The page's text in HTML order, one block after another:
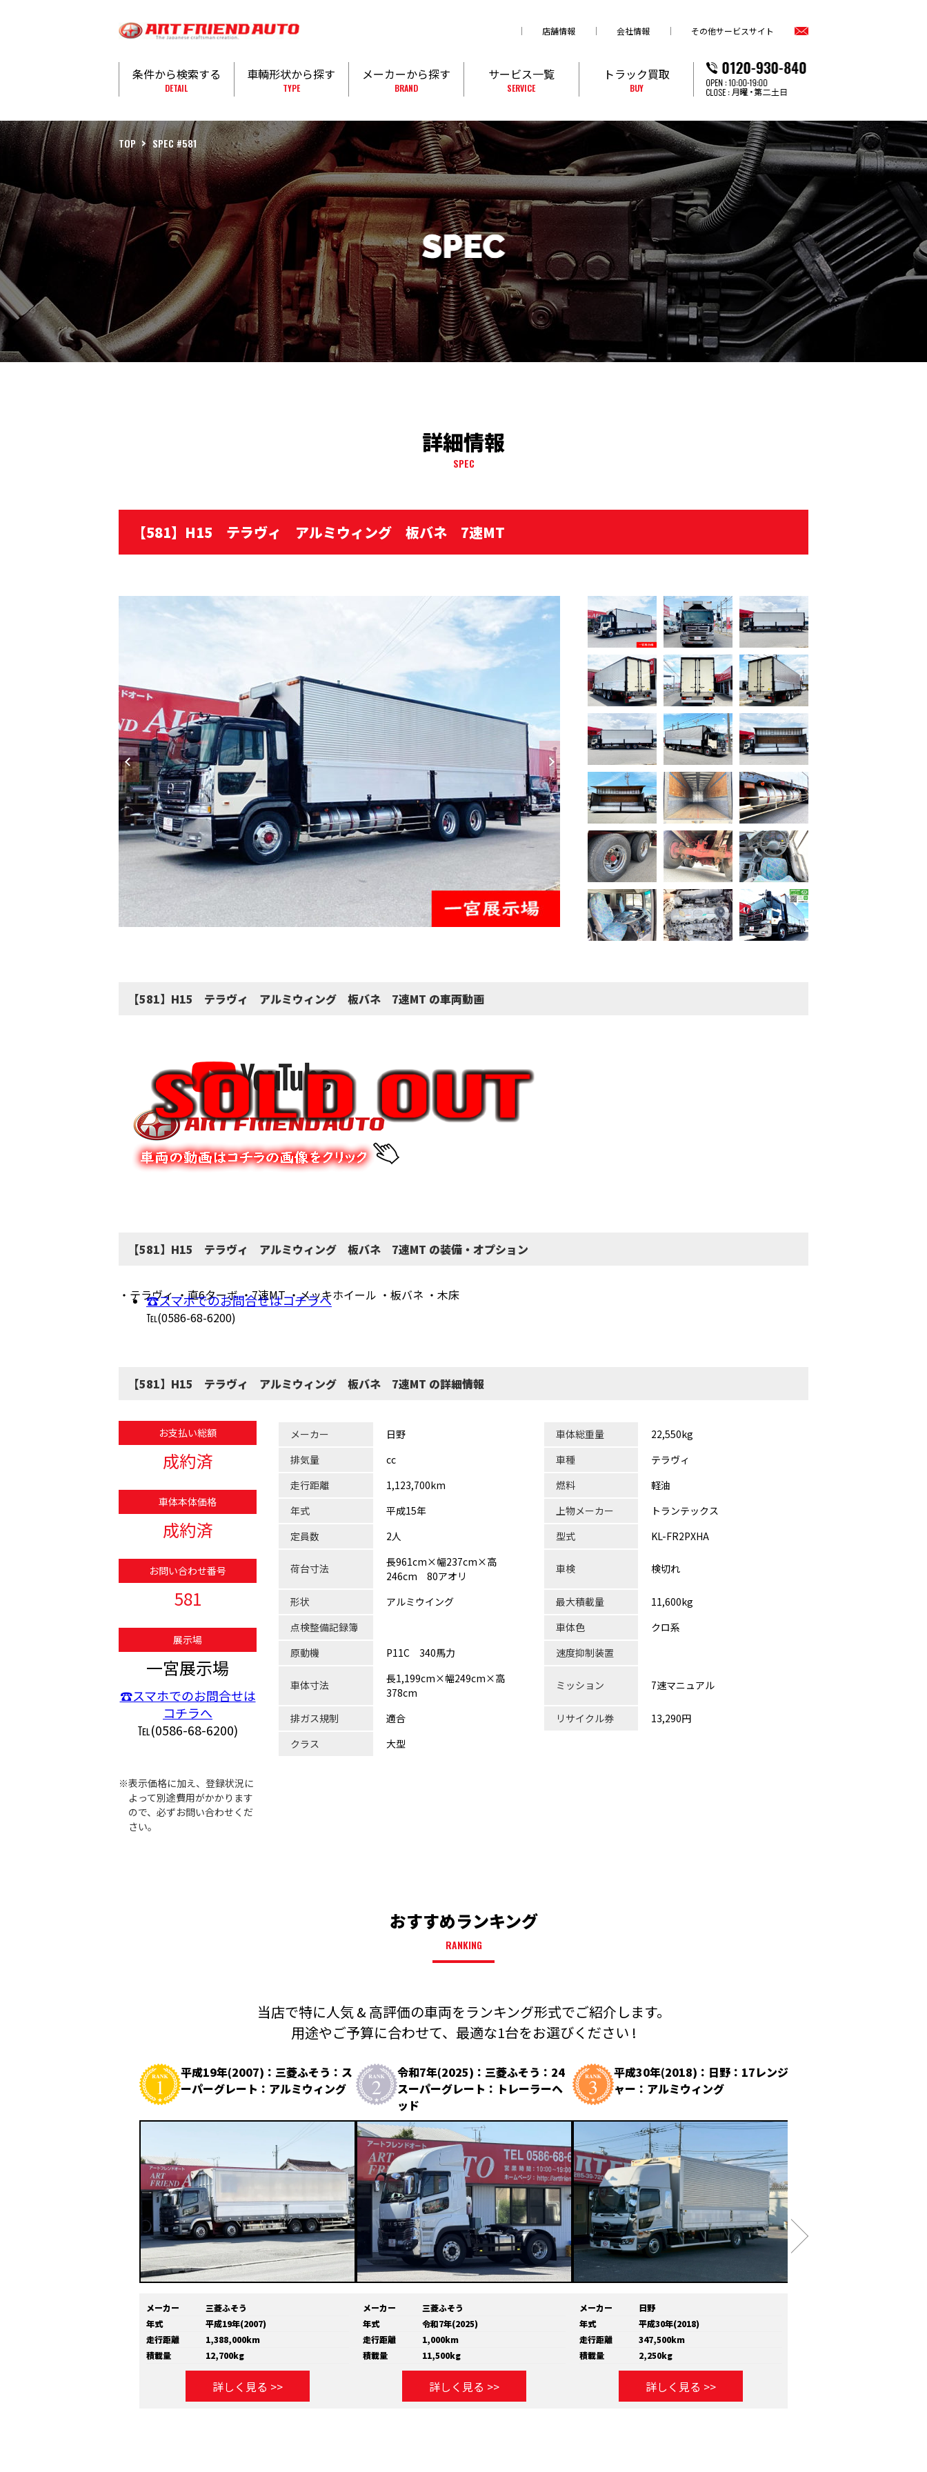
店舗情報 会社情報 その他サービスサイト
条件から検索する
DETAIL
車輌形状から探す
TYPE
メーカーから探す
BRAND
サービス一覧
SERVICE
トラック買取
BUY
TOP SPEC #581
詳細情報
SPEC
【581】H15 テラヴィ アルミウィング 板バネ 7速MT
【581】H15 テラヴィ アルミウィング 板バネ 7速MT の車両動画
【581】H15 テラヴィ アルミウィング 板バネ 7速MT の装備・オプション
・テラヴィ ・直6ターボ ・7速MT ・メッキホイール ・板バネ ・木床
☎スマホでのお問合せはコチラへ
℡(0586-68-6200)
【581】H15 テラヴィ アルミウィング 板バネ 7速MT の詳細情報
お支払い総額
成約済
車体本体価格
成約済
お問い合わせ番号
581
展示場
一宮展示場
☎スマホでのお問合せは
コチラへ
℡(0586-68-6200)
※表示価格に加え、登録状況に
よって別途費用がかかります
ので、必ずお問い合わせくだ
さい。
メーカー 日野 車体総重量
22,550kg
排気量
cc 車種
テラヴィ
走行距離
1,123,700km 燃料
軽油
年式
平成15年 上物メーカー
トランテックス
定員数
2人 型式 KL-FR2PXHA
荷台寸法
長961cm×幅237cm×高
246cm 80アオリ
車検 検切れ
形状 アルミウイング 最大積載量
11,600kg
点検整備記録簿
車体色
クロ系
原動機
P11C 340馬力 速度抑制装置
車体寸法
長1,199cm×幅249cm×高
378cm
ミッション 7速マニュアル
排ガス規制 適合 リサイクル券
13,290円
クラス
大型
おすすめランキング
RANKING
当店で特に人気 & 高評価の車両をランキング形式でご紹介します。
用途やご予算に合わせて、 最適な1台をお選びください !
平成19年(2007)：三菱ふそう：ス
ーパーグレート：アルミウィング
メーカー
三菱ふそう
年式
平成19年(2007)
走行距離
1,388,000km
積載量
12,700kg
詳しく見る >>
令和7年(2025)：三菱ふそう：24
スーパーグレート：トレーラーヘ
ッド
メーカー
三菱ふそう
年式
令和7年(2025)
走行距離
1,000km
積載量
11,500kg
詳しく見る >>
平成30年(2018)：日野：17レンジ
ャー：アルミウィング
メーカー
日野
年式
平成30年(2018)
走行距離
347,500km
積載量
2,250kg
詳しく見る >>